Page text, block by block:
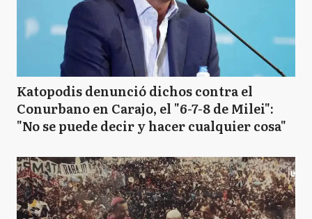
Katopodis denunció dichos contra el
Conurbano en Carajo, el "6-7-8 de Milei":
"No se puede decir y hacer cualquier cosa"